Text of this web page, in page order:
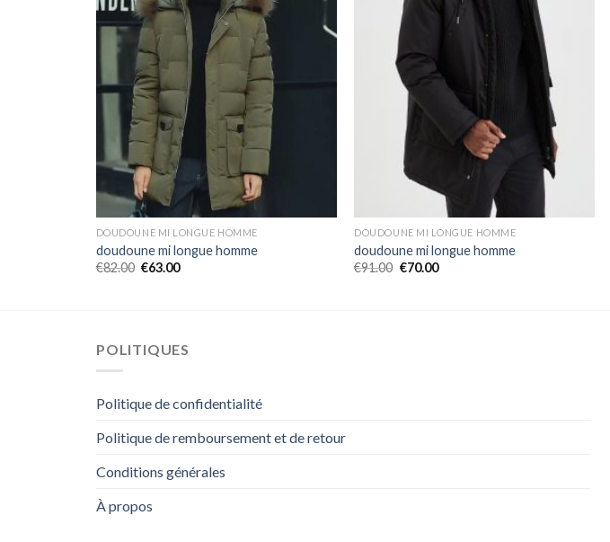
DOUDOUNE MI LONGUE HOMME
doudoune mi longue homme
€82.00 €63.00
DOUDOUNE MI LONGUE HOMME
doudoune mi longue homme
€91.00 €70.00
POLITIQUES
Politique de confidentialité
Politique de remboursement et de retour
Conditions générales
À propos